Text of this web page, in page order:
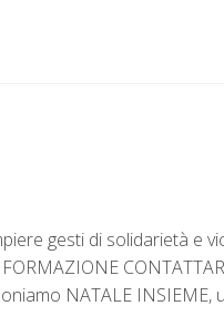
gesti di solidarietà e
NATALE INSIEME,